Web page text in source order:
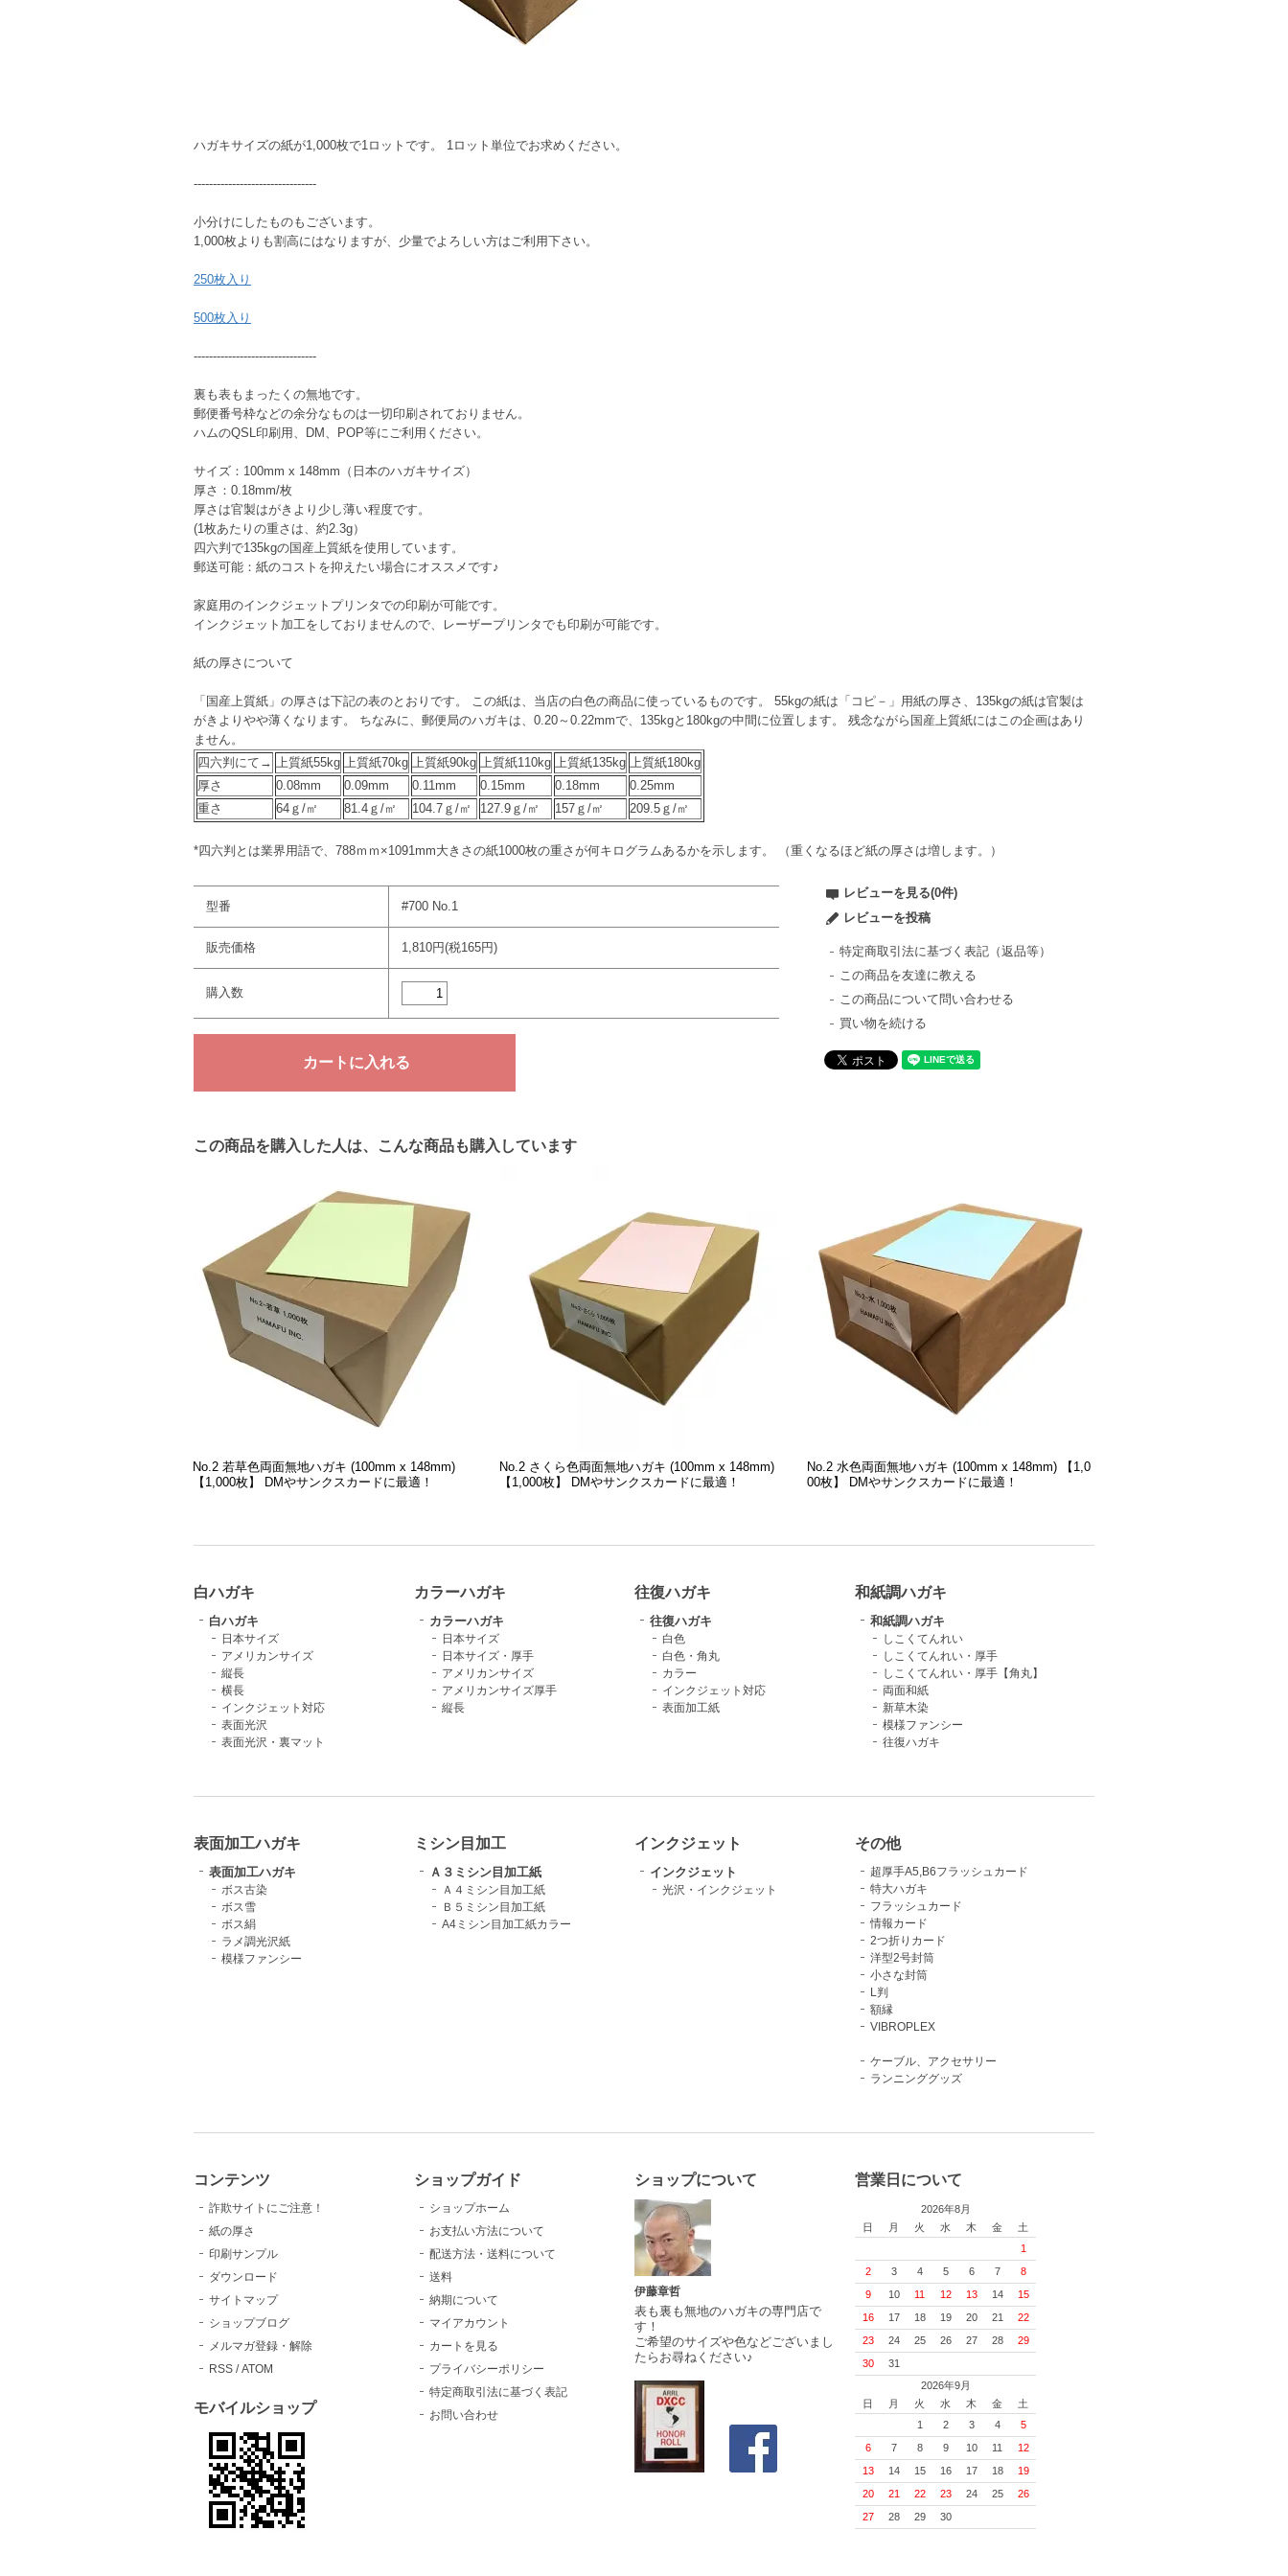
ハガキサイズの紙が1,000枚で1ロットです。 1ロット単位でお求めください。
--------------------------------
小分けにしたものもございます。
1,000枚よりも割高にはなりますが、少量でよろしい方はご利用下さい。
250枚入り
500枚入り
--------------------------------
裏も表もまったくの無地です。
郵便番号枠などの余分なものは一切印刷されておりません。
ハムのQSL印刷用、DM、POP等にご利用ください。
サイズ：100mm x 148mm（日本のハガキサイズ）
厚さ：0.18mm/枚
厚さは官製はがきより少し薄い程度です。
(1枚あたりの重さは、約2.3g）
四六判で135kgの国産上質紙を使用しています。
郵送可能：紙のコストを抑えたい場合にオススメです♪
家庭用のインクジェットプリンタでの印刷が可能です。
インクジェット加工をしておりませんので、レーザープリンタでも印刷が可能です。
紙の厚さについて
「国産上質紙」の厚さは下記の表のとおりです。 この紙は、当店の白色の商品に使っているものです。 55kgの紙は「コピ－」用紙の厚さ、135kgの紙は官製は
がきよりやや薄くなります。 ちなみに、郵便局のハガキは、0.20～0.22mmで、135kgと180kgの中間に位置します。 残念ながら国産上質紙にはこの企画はあり
ません。
四六判にて→ 上質紙55kg 上質紙70kg 上質紙90kg 上質紙110kg 上質紙135kg 上質紙180kg
厚さ
0.08mm 0.09mm 0.11mm 0.15mm 0.18mm
0.25mm
重さ
64ｇ/㎡ 81.4ｇ/㎡ 104.7ｇ/㎡ 127.9ｇ/㎡ 157ｇ/㎡ 209.5ｇ/㎡
*四六判とは業界用語で、788ｍｍ×1091mm大きさの紙1000枚の重さが何キログラムあるかを示します。 （重くなるほど紙の厚さは増します。）
型番 #700 No.1
販売価格 1,810円(税165円)
購入数
レビューを見る(0件)
レビューを投稿
特定商取引法に基づく表記（返品等）
この商品を友達に教える
この商品について問い合わせる
買い物を続ける
この商品を購入した人は、こんな商品も購入しています
No.2 若草色両面無地ハガキ (100mm x 148mm)
【1,000枚】 DMやサンクスカードに最適！
No.2 さくら色両面無地ハガキ (100mm x 148mm)
【1,000枚】 DMやサンクスカードに最適！
No.2 水色両面無地ハガキ (100mm x 148mm) 【1,0
00枚】 DMやサンクスカードに最適！
白ハガキ
白ハガキ
日本サイズ
アメリカンサイズ
縦長
横長
インクジェット対応
表面光沢
表面光沢・裏マット
カラーハガキ
カラーハガキ
日本サイズ
日本サイズ・厚手
アメリカンサイズ
アメリカンサイズ厚手
縦長
往復ハガキ
往復ハガキ
白色
白色・角丸
カラー
インクジェット対応
表面加工紙
和紙調ハガキ
和紙調ハガキ
しこくてんれい
しこくてんれい・厚手
しこくてんれい・厚手【角丸】
両面和紙
新草木染
模様ファンシー
往復ハガキ
表面加工ハガキ
表面加工ハガキ
ボス古染
ボス雪
ボス絹
ラメ調光沢紙
模様ファンシー
ミシン目加工
Ａ３ミシン目加工紙
Ａ４ミシン目加工紙
Ｂ５ミシン目加工紙
A4ミシン目加工紙カラー
インクジェット
インクジェット
光沢・インクジェット
その他
超厚手A5,B6フラッシュカード
特大ハガキ
フラッシュカード
情報カード
2つ折りカード
洋型2号封筒
小さな封筒
L判
額縁
VIBROPLEX
ケーブル、アクセサリー
ランニンググッズ
コンテンツ
詐欺サイトにご注意！
紙の厚さ
印刷サンプル
ダウンロード
サイトマップ
ショップブログ
メルマガ登録・解除
RSS /ATOM
モバイルショップ
ショップガイド
ショップホーム
お支払い方法について
配送方法・送料について
送料
納期について
マイアカウント
カートを見る
プライバシーポリシー
特定商取引法に基づく表記
お問い合わせ
ショップについて
伊藤章哲
表も裏も無地のハガキの専門店で
す！
ご希望のサイズや色などございまし
たらお尋ねください♪
営業日について
2026年8月
日
月 火 水 木 金
土
1
2
3 4 5 6 7
8
9
10 11 12 13 14
15
16
17 18 19 20 21
22
23
24 25 26 27 28
29
30
31
2026年9月
日
月 火 水 木 金
土
1
2 3 4
5
6
7 8 9 10 11
12
13
14 15 16 17 18
19
20
21 22 23 24 25
26
27
28 29 30